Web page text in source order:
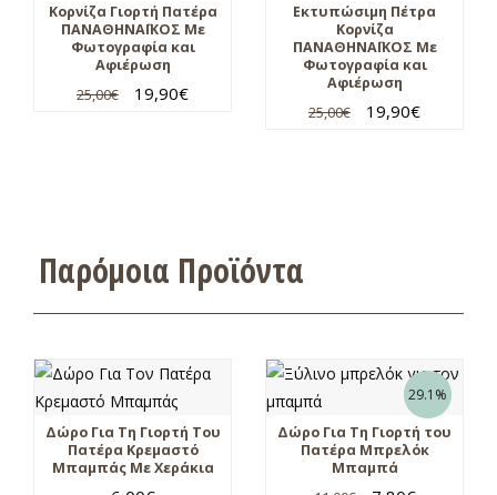
Κορνίζα Γιορτή Πατέρα
ΠΑΝΑΘΗΝΑΪΚΟΣ Με
Φωτογραφία και
Αφιέρωση
25,00€ 19,90€
Εκτυπώσιμη Πέτρα
Κορνίζα
ΠΑΝΑΘΗNΑΪΚΟΣ Με
Φωτογραφία και
Αφιέρωση
25,00€ 19,90€
Παρόμοια Προϊόντα
Δώρο Για Τη Γιορτή Του
Πατέρα Κρεμαστό
Μπαμπάς Με Χεράκια
29.1%
Δώρο Για Τη Γιορτή του
Πατέρα Μπρελόκ
Μπαμπά